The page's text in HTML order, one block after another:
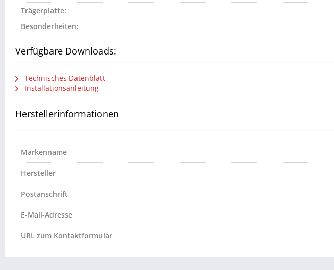
Trägerplatte:
Besonderheiten:
Verfügbare Downloads:
Technisches Datenblatt
Installationsanleitung
Herstellerinformationen
Markenname
Hersteller
Postanschrift
E-Mail-Adresse
URL zum Kontaktformular